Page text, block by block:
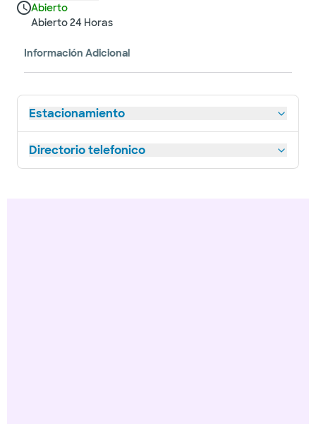
Abierto
Abierto 24 Horas
Información Adicional
Estacionamiento
Directorio telefonico